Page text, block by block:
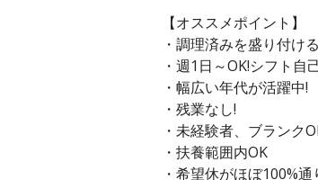
【オススメポイント】
・調理済みを盛り付け
・週1日～OK!シフト自
・幅広い年代が活躍中!
・残業なし!
・未経験者、ブランク
・扶養範囲内OK
・希望休がほぼ100%通